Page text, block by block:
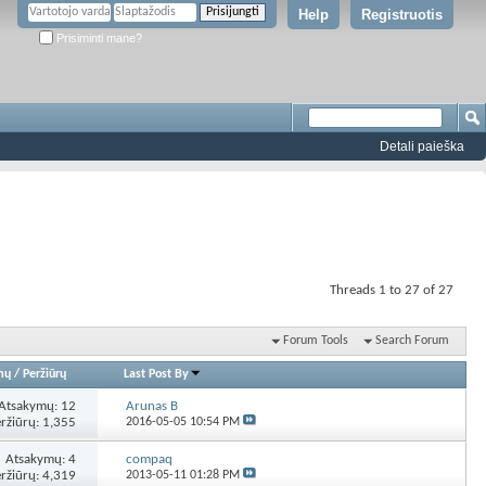
Registruotis
Help
Prisiminti mane?
Detali paieška
Threads 1 to 27 of 27
Forum Tools Search Forum
/ Peržiūrų Last Post By
12
1,355
Arunas B
2016-05-05 10:54 PM
Atsakymų: 4
4,319
compaq
2013-05-1101:28 PM